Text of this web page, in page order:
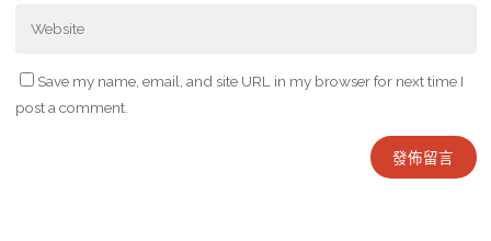
Save my name, email, and site URL in my browser for next time I
post a comment.